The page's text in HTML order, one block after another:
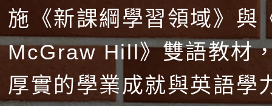
施《新課綱學習領域》與
McGraw Hill》雙語教材
厚實的學業成就與英語學